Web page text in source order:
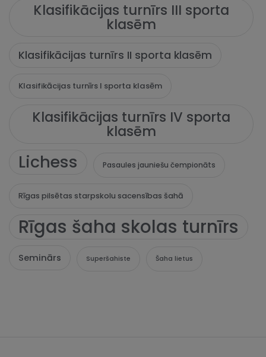
Klasifikācijas turnīrs III sporta
klasēm
Klasifikācijas turnīrs II sporta klasēm
Klasifikācijas turnīrs I sporta klasēm
Klasifikācijas turnīrs IV sporta
klasēm
Lichess Pasaules jauniešu čempionāts
Rīgas pilsētas starpskolu sacensības šahā
Rīgas šaha skolas turnīrs
Seminārs Superšahiste Šaha lietus